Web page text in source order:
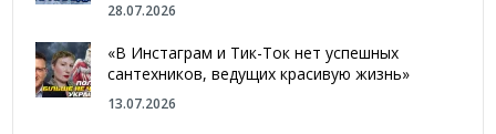
28.07.2026
«В Инстаграм и Тик-Ток нет успешных
сантехников, ведущих красивую жизнь»
13.07.2026